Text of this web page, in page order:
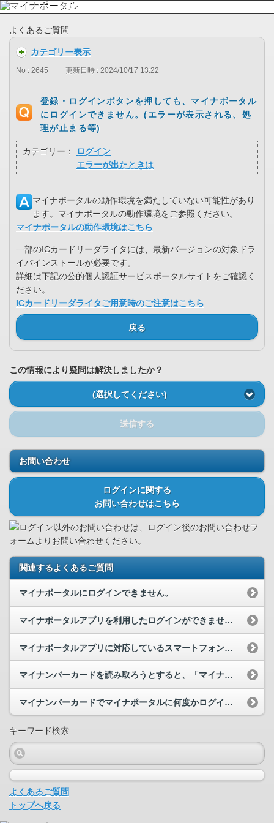
よくあるご質問
カテゴリー表示
No : 2645 更新日時 : 2024/10/17 13:22
登録・ログインボタンを押しても、マイナポータル
にログインできません。(エラーが表示される、処
理が止まる等)
カテゴリー：
ログイン
エラーが出たときは
マイナポータルの動作環境を満たしていない可能性があり
ます。マイナポータルの動作環境をご参照ください。
マイナポータルの動作環境はこちら
一部のICカードリーダライタには、最新バージョンの対象ドラ
イバインストールが必要です。
詳細は下記の公的個人認証サービスポータルサイトをご確認く
ださい。
ICカードリーダライタご用意時のご注意はこちら
戻る
この情報により疑問は解決しましたか？
(選択してください)
送信する
お問い合わせ
ログインに関する
お問い合わせはこちら
ログイン以外のお問い合わせは、ログイン後のお問い合わせフ
ォームよりお問い合わせください。
関連するよくあるご質問
マイナポータルにログインできません。
マイナポータルアプリを利用したログインができません。
マイナポータルアプリに対応しているスマートフォン等を教えてください。
マイナンバーカードを読み取ろうとすると、「マイナポータルアプリが起動できませんでした」と表示さ...
マイナンバーカードでマイナポータルに何度かログインに失敗するとロックがかかりますか。
キーワード検索
よくあるご質問
トップへ戻る